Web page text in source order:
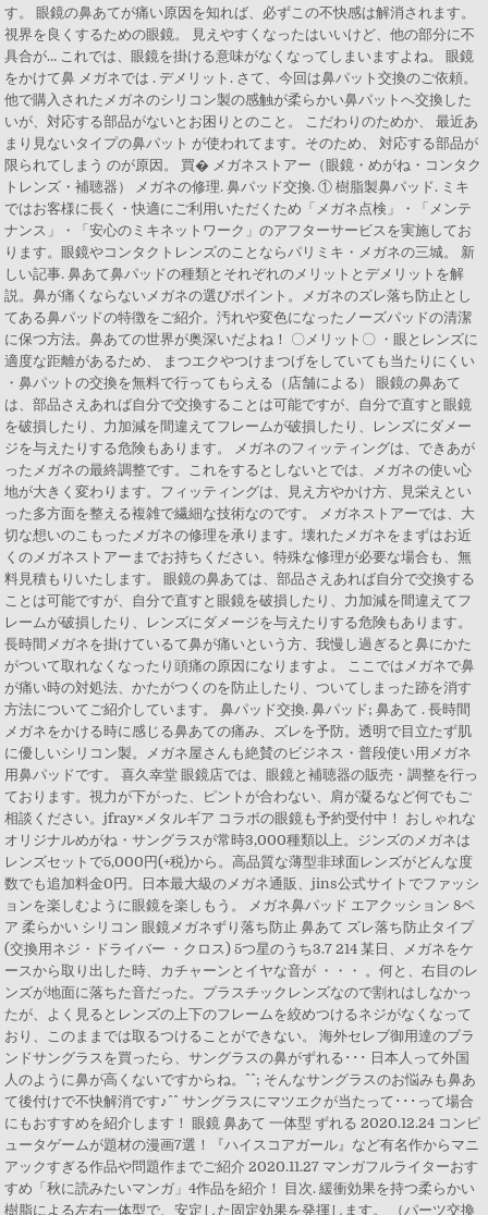
す。 眼鏡の鼻あてが痛い原因を知れば、必ずこの不快感は解消されます。
視界を良くするための眼鏡。 見えやすくなったはいいけど、他の部分に不
具合が… これでは、眼鏡を掛ける意味がなくなってしまいますよね。 眼鏡
をかけて鼻 メガネでは . デメリット. さて、今回は鼻パット交換のご依頼。
他で購入されたメガネのシリコン製の感触が柔らかい鼻パットへ交換した
いが、対応する部品がないとお困りとのこと。 こだわりのためか、 最近あ
まり見ないタイプの鼻パット が使われてます。そのため、 対応する部品が
限られてしまう のが原因。 買� メガネストアー（眼鏡・めがね・コンタク
トレンズ・補聴器） メガネの修理. 鼻パッド交換. ① 樹脂製鼻パッド. ミキ
ではお客様に長く・快適にご利用いただくため「メガネ点検」・「メンテ
ナンス」・「安心のミキネットワーク」のアフターサービスを実施してお
ります。眼鏡やコンタクトレンズのことならパリミキ・メガネの三城。 新
しい記事. 鼻あて鼻パッドの種類とそれぞれのメリットとデメリットを解
説。鼻が痛くならないメガネの選びポイント。メガネのズレ落ち防止とし
てある鼻パッドの特徴をご紹介。汚れや変色になったノーズパッドの清潔
に保つ方法。鼻あての世界が奥深いだよね！ 〇メリット〇 ・眼とレンズに
適度な距離があるため、 まつエクやつけまつげをしていても当たりにくい
・鼻パットの交換を無料で行ってもらえる（店舗による） 眼鏡の鼻あて
は、部品さえあれば自分で交換することは可能ですが、自分で直すと眼鏡
を破損したり、力加減を間違えてフレームが破損したり、レンズにダメー
ジを与えたりする危険もあります。 メガネのフィッティングは、できあが
ったメガネの最終調整です。これをするとしないとでは、メガネの使い心
地が大きく変わります。フィッティングは、見え方やかけ方、見栄えとい
った多方面を整える複雑で繊細な技術なのです。 メガネストアーでは、大
切な想いのこもったメガネの修理を承ります。壊れたメガネをまずはお近
くのメガネストアーまでお持ちください。特殊な修理が必要な場合も、無
料見積もりいたします。 眼鏡の鼻あては、部品さえあれば自分で交換する
ことは可能ですが、自分で直すと眼鏡を破損したり、力加減を間違えてフ
レームが破損したり、レンズにダメージを与えたりする危険もあります。
長時間メガネを掛けているて鼻が痛いという方、我慢し過ぎると鼻にかた
がついて取れなくなったり頭痛の原因になりますよ。 ここではメガネで鼻
が痛い時の対処法、かたがつくのを防止したり、ついてしまった跡を消す
方法についてご紹介しています。 鼻パッド交換. 鼻パッド; 鼻あて . 長時間
メガネをかける時に感じる鼻あての痛み、ズレを予防。透明で目立たず肌
に優しいシリコン製。メガネ屋さんも絶賛のビジネス・普段使い用メガネ
用鼻パッドです。 喜久幸堂 眼鏡店では、眼鏡と補聴器の販売・調整を行っ
ております。視力が下がった、ピントが合わない、肩が凝るなど何でもご
相談ください。jfray×メタルギア コラボの眼鏡も予約受付中！ おしゃれな
オリジナルめがね・サングラスが常時3,000種類以上。ジンズのメガネは
レンズセットで5,000円(+税)から。高品質な薄型非球面レンズがどんな度
数でも追加料金0円。日本最大級のメガネ通販、jins公式サイトでファッシ
ョンを楽しむように眼鏡を楽しもう。 メガネ鼻パッド エアクッション 8ペ
ア 柔らかい シリコン 眼鏡メガネずり落ち防止 鼻あて ズレ落ち防止タイプ
(交換用ネジ・ドライバー ・クロス) 5つ星のうち3.7 214 某日、メガネをケ
ースから取り出した時、カチャーンとイヤな音が ・・・ 。何と、右目のレ
ンズが地面に落ちた音だった。プラスチックレンズなので割れはしなかっ
たが、よく見るとレンズの上下のフレームを絞めつけるネジがなくなって
おり、このままでは取るつけることができない。 海外セレブ御用達のブラ
ンドサングラスを買ったら、サングラスの鼻がずれる･･･ 日本人って外国
人のように鼻が高くないですからね。^^; そんなサングラスのお悩みも鼻あ
て後付けで不快解消です♪^^ サングラスにマツエクが当たって･･･って場合
にもおすすめを紹介します！ 眼鏡 鼻あて 一体型 ずれる 2020.12.24 コンピ
ュータゲームが題材の漫画7選！『ハイスコアガール』など有名作からマニ
アックすぎる作品や問題作までご紹介 2020.11.27 マンガフルライターおす
すめ「秋に読みたいマンガ」4作品を紹介！ 目次. 緩衝効果を持つ柔らかい
樹脂による左右一体型で、安定した固定効果を発揮します。 （パーツ交換